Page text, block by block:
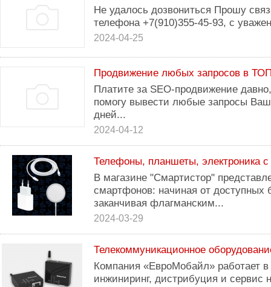
Не удалось дозвониться Прошу
телефона +7(910)355-45-93, с
2024-04-25
Продвижение любых запросов в
Платите за SEO-продвижение
помогу вывести любые запросы
дней...
2024-04-12
Телефоны, планшеты, электроника с
В магазине "Смартистор"
смартфонов: начиная от
заканчивая флагманским...
2024-03-29
Телекоммуникационное
Компания «ЕвроМобайл» работает
инжиниринг, дистрибуция и сервис